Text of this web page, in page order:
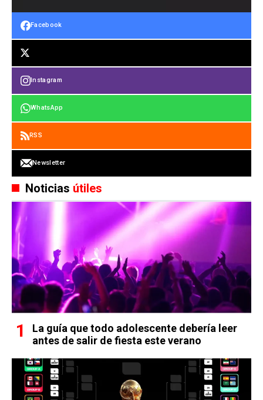
Facebook
Instagram
WhatsApp
RSS
Newsletter
Noticias útiles
La guía que todo adolescente debería leer
antes de salir de fiesta este verano